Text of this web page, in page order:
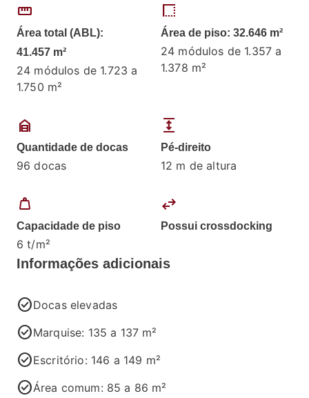
straighten
Área total (ABL):
41.457 m²
24 módulos de 1.723 a
1.750 m²
border_style
Área de piso: 32.646 m²
24 módulos de 1.357 a
1.378 m²
garage_home
Quantidade de docas
96 docas
expand
Pé-direito
12 m de altura
weight
Capacidade de piso
6 t/m²
swap_horiz
Possui crossdocking
Informações adicionais
check_circleDocas elevadas
check_circleMarquise: 135 a 137 m²
check_circleEscritório: 146 a 149 m²
check_circleÁrea comum: 85 a 86 m²